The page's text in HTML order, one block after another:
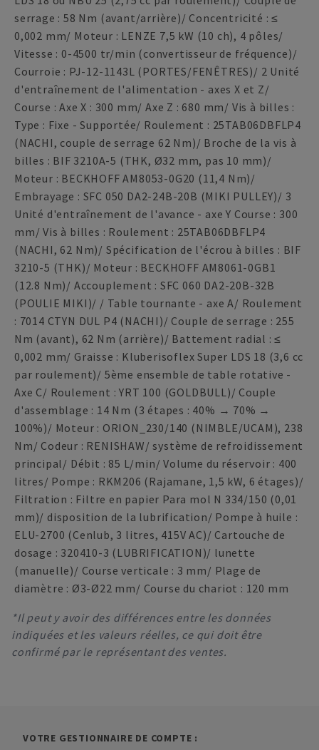
serrage : 58 Nm (avant/arrière)/ Concentricité : ≤
0,002 mm/ Moteur : LENZE 7,5 kW (10 ch), 4 pôles/
Vitesse : 0-4500 tr/min (convertisseur de fréquence)/
Courroie : PJ-12-1143L (PORTES/FENÊTRES)/ 2 Unité
d'entraînement de l'alimentation - axes X et Z/
Course : Axe X : 300 mm/ Axe Z : 680 mm/ Vis à billes :
Type : Fixe - Supportée/ Roulement : 25TAB06DBFLP4
(NACHI, couple de serrage 62 Nm)/ Broche de la vis à
billes : BIF 3210A-5 (THK, Ø32 mm, pas 10 mm)/
Moteur : BECKHOFF AM8053-0G20 (11,4 Nm)/
Embrayage : SFC 050 DA2-24B-20B (MIKI PULLEY)/ 3
Unité d'entraînement de l'avance - axe Y Course : 300
mm/ Vis à billes : Roulement : 25TAB06DBFLP4
(NACHI, 62 Nm)/ Spécification de l'écrou à billes : BIF
3210-5 (THK)/ Moteur : BECKHOFF AM8061-0GB1
(12.8 Nm)/ Accouplement : SFC 060 DA2-20B-32B
(POULIE MIKI)/ / Table tournante - axe A/ Roulement
: 7014 CTYN DUL P4 (NACHI)/ Couple de serrage : 255
Nm (avant), 62 Nm (arrière)/ Battement radial : ≤
0,002 mm/ Graisse : Kluberisoflex Super LDS 18 (3,6 cc
par roulement)/ 5ème ensemble de table rotative -
Axe C/ Roulement : YRT 100 (GOLDBULL)/ Couple
d'assemblage : 14 Nm (3 étapes : 40% → 70% →
100%)/ Moteur : ORION_230/140 (NIMBLE/UCAM), 238
Nm/ Codeur : RENISHAW/ système de refroidissement
principal/ Débit : 85 L/min/ Volume du réservoir : 400
litres/ Pompe : RKM206 (Rajamane, 1,5 kW, 6 étages)/
Filtration : Filtre en papier Para mol N 334/150 (0,01
mm)/ disposition de la lubrification/ Pompe à huile :
ELU-2700 (Cenlub, 3 litres, 415V AC)/ Cartouche de
dosage : 320410-3 (LUBRIFICATION)/ lunette
(manuelle)/ Course verticale : 3 mm/ Plage de
diamètre : Ø3-Ø22 mm/ Course du chariot : 120 mm
*Il peut y avoir des différences entre les données
indiquées et les valeurs réelles, ce qui doit être
confirmé par le représentant des ventes.
VOTRE GESTIONNAIRE DE COMPTE :